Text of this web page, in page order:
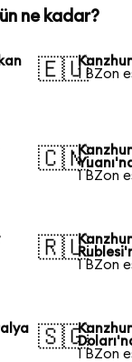
ne kadar?
🇪🇺1 BZon
🇨🇳
1 BZon
🇷🇺
1 BZon
🇸🇬
1 BZon